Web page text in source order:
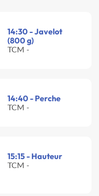
14:30 - Javelot
(800 g)
TCM -
14:40 - Perche
TCM -
15:15 - Hauteur
TCM -